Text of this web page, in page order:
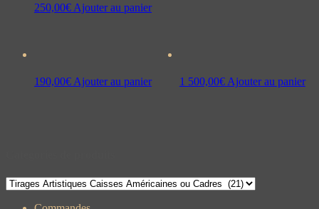
250,00€ Ajouter au panier
190,00€ Ajouter au panier 1 500,00€ Ajouter au panier